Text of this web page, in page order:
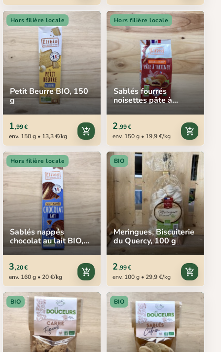
Hors filière locale
Petit Beurre BIO, 150
g
1,99 €
env. 150 g • 13,3 €/kg
add_shopping_cart
Hors filière locale
Sablés fourrés
noisettes pâte à
2,99 €
env. 150 g • 19,9 €/kg
add_shopping_cart
Hors filière locale
Sablés nappés
chocolat au lait BIO,
160 g
3,20 €
env. 160 g • 20 €/kg
add_shopping_cart
BIO
Meringues, Biscuiterie
du Quercy, 100 g
2,99 €
env. 100 g • 29,9 €/kg
add_shopping_cart
BIO BIO